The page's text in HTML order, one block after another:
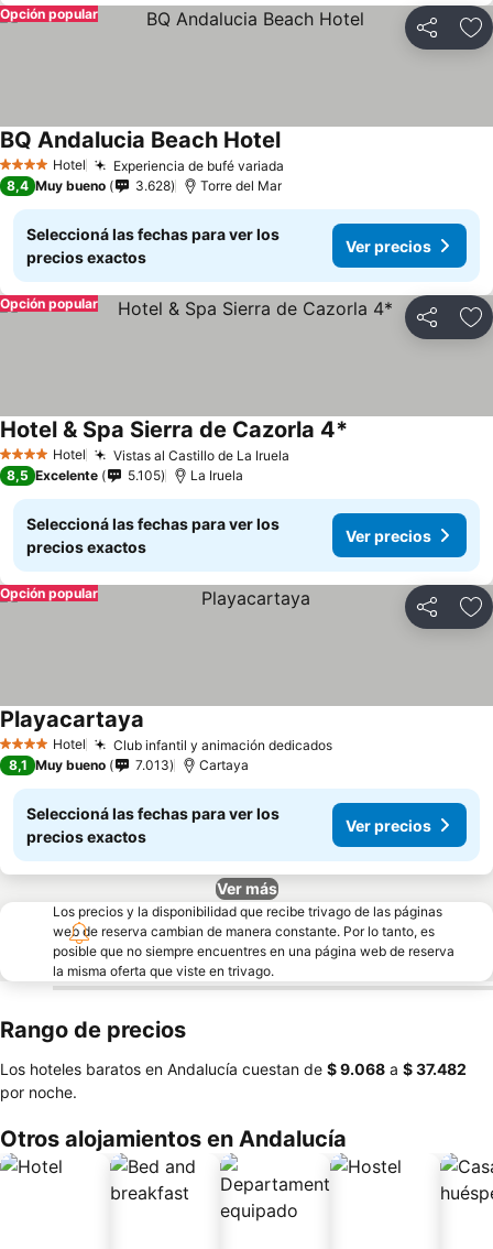
Compartir
Opción popular
4 EstrellasHotel Experiencia de bufé variada
BQ Andalucia Beach Hotel
8,4 Muy bueno 3.628 Torre del Mar
Seleccioná las fechas para ver los
precios exactos
Ver precios
Compartir
Opción popular
4 EstrellasHotel Vistas al Castillo de La Iruela
Hotel & Spa Sierra de Cazorla 4*
8,5 Excelente 5.105 La Iruela
Seleccioná las fechas para ver los
precios exactos
Ver precios
Compartir
Opción popular
4 EstrellasHotel Club infantil y animación dedicados
Playacartaya
8,1 Muy bueno 7.013 Cartaya
Seleccioná las fechas para ver los
precios exactos
Ver precios
Ver más
Los precios y la disponibilidad que recibe trivago de las páginas
web de reserva cambian de manera constante. Por lo tanto, es
posible que no siempre encuentres en una página web de reserva
la misma oferta que viste en trivago.
Rango de precios
Los hoteles baratos en Andalucía cuestan de ‎$ 9.068 a ‎$ 37.482
por noche.
Otros alojamientos en Andalucía